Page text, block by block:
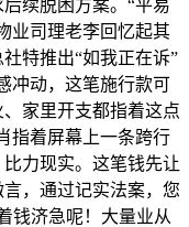
续脱困方案。“平易
业司理老李回忆起其
特推出“如我正在诉”
冲动，这笔施行款可
家里开支都指着这点
指着屏幕上一条跨行
力现实。这笔钱先让
，通过记实法案，您
钱济急呢！大量业从